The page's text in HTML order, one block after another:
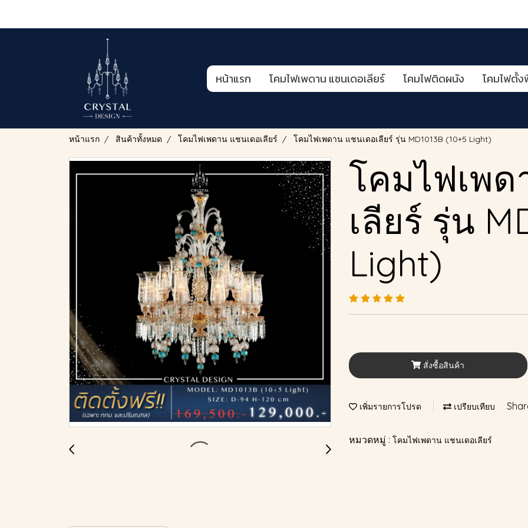
หน้าแรก โคมไฟเพดาน แชนเดอเลียร์ โคมไฟติดผนัง โคมไฟตั้
หน้าแรก สินค้าทั้งหมด โคมไฟเพดาน แชนเดอเลียร์ โคมไฟเพดาน แชนเดอเลียร์ รุ่น MD1013B (10+5 Light)
โคมไฟเพ
เลียร์ รุ่น
Light)
สั่งซื้อสินค้า
เพิ่มรายการโปรด เปรียบเทียบ
หมวดหมู่ : โคมไฟเพดาน แชนเดอเลียร์